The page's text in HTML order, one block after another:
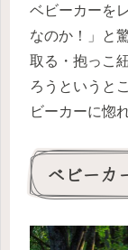
ベビーカーを
なのか！」と
取る・抱っこ
ろうというと
ビーカーに惚
ベビーカ